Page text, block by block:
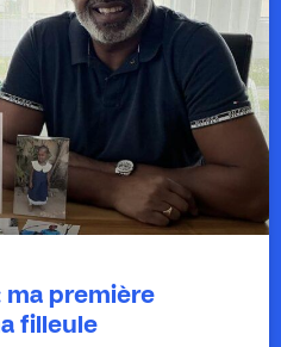
ma première
filleule